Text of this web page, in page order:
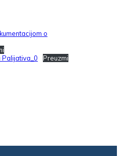
o
Palijativa_0
Preuzmi